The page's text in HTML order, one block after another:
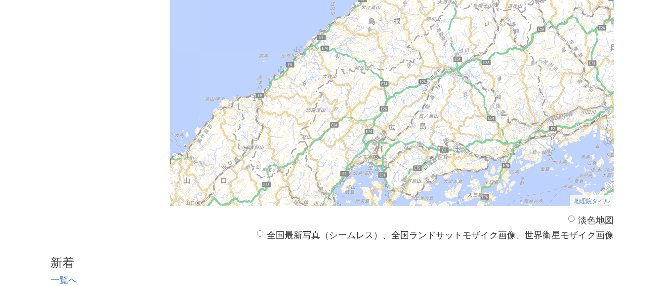
地理院タイル
淡色地図
全国最新写真（シームレス）、全国ランドサットモザイク画像、世界衛星モザイク画像
新着
一覧へ